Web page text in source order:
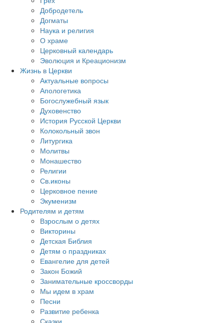
Добродетель
Догматы
Наука и религия
О храме
Церковный календарь
Эволюция и Креационизм
Жизнь в Церкви
Актуальные вопросы
Апологетика
Богослужебный язык
Духовенство
История Русской Церкви
Колокольный звон
Литургика
Молитвы
Монашество
Религии
Св.иконы
Церковное пение
Экуменизм
Родителям и детям
Взрослым о детях
Викторины
Детская Библия
Детям о праздниках
Евангелие для детей
Закон Божий
Занимательные кроссворды
Мы идем в храм
Песни
Развитие ребенка